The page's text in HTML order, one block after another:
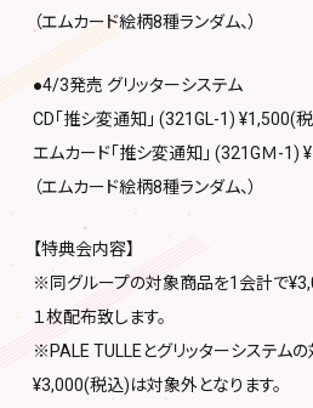
（エムカード絵柄8種ランダム、）
●4/3発売 グリッターシステム
CD「推シ変通知」 (321GL-1) ¥1,500(
エムカード「推シ変通知」 (321GＭ-1)
（エムカード絵柄8種ランダム、）
【特典会内容】
※同グループの対象商品を1会計で
１枚配布致します。
※PALE TULLEとグリッターシステム
¥3,000(税込)は対象外となります。